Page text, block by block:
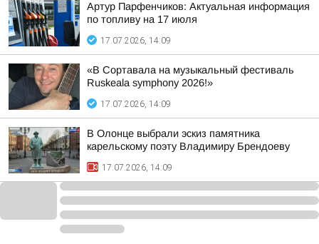
Артур Парфенчиков: Актуальная информация
по топливу на 17 июля
17.07.2026, 14:09
«В Сортавала на музыкальный фестиваль
Ruskeala symphony 2026!»
17.07.2026, 14:09
В Олонце выбрали эскиз памятника
карельскому поэту Владимиру Брендоеву
17.07.2026, 14:09